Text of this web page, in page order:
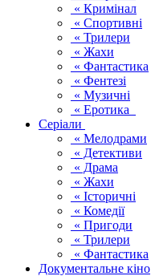
« Кримінал
« Спортивні
« Трилери
« Жахи
« Фантастика
« Фентезі
« Музичні
« Еротика
Серіали
« Мелодрами
« Детективи
« Драма
« Жахи
« Історичні
« Комедії
« Пригоди
« Трилери
« Фантастика
Документальне кіно